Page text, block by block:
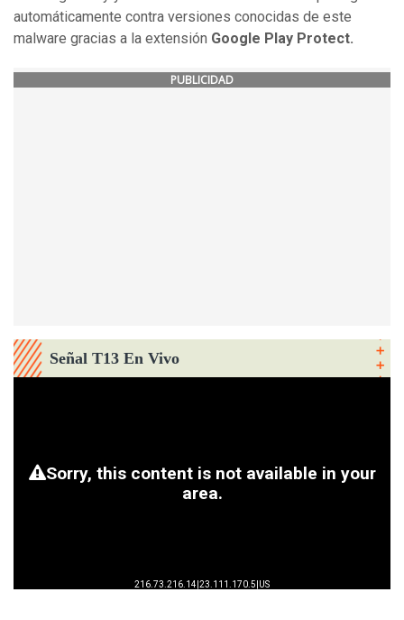
automáticamente contra versiones conocidas de este
malware gracias a la extensión Google Play Protect.
PUBLICIDAD
Señal T13 En Vivo